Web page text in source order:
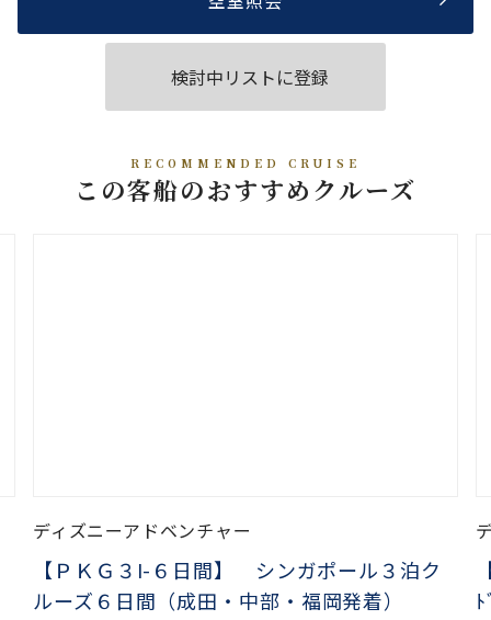
検討中リストに登録
RECOMMENDED CRUISE
この客船のおすすめクルーズ
ディズニーアドベンチャー
【ＰＫＧ３I-６日間】 シンガポール３泊ク
ルーズ６日間（成田・中部・福岡発着）